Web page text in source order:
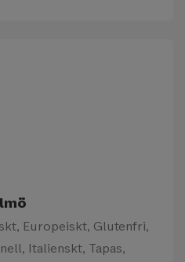
Europeiskt, Glutenfri,
Italienskt, Tapas,